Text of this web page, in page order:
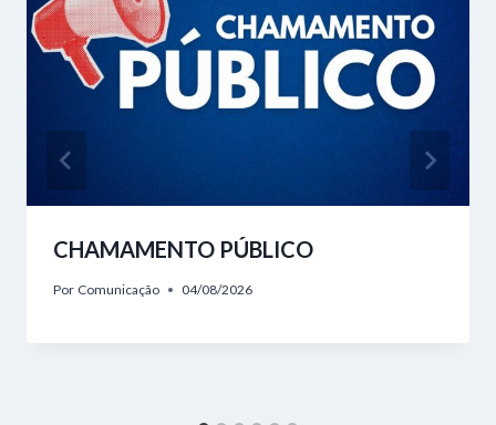
CHAMAMENTO PÚBLICO
Por Comunicação 04/08/2026